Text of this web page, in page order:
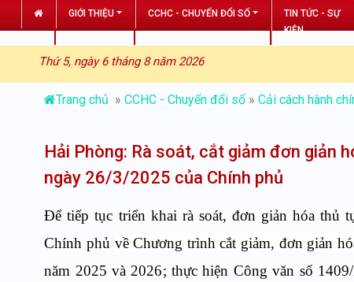
GIỚI THIỆU CCHC - CHUYỂN ĐỔI SỐ
TIN TỨC - SỰ
KIỆN
Thứ 5, ngày 6 tháng 8 năm 2026
Trang chủ »CCHC - Chuyển đổi số »Cải cách hành
Hải Phòng: Rà soát, cắt giảm đơn giản
ngày 26/3/2025 của Chính phủ
Để tiếp tục triển khai rà soát, đơn giản hóa thủ
Chính phủ về Chương trình cắt giảm, đơn giản
năm 2025 và 2026; thực hiện Công văn số